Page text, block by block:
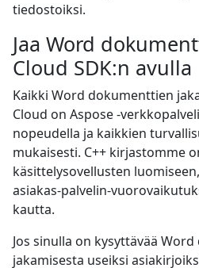
tiedostoiksi.
Jaa Word
Cloud SDK:n avulla
Kaikki Word dokumenttien
Cloud on Aspose -
nopeudella ja kaikkien
mukaisesti. C++ kirjastomme
käsittelysovellusten
asiakas-palvelin-
kautta.
Jos sinulla on kysyttävää
jakamisesta useiksi